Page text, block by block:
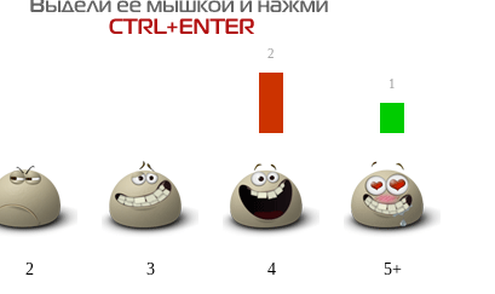
2 3
2
4
1
5+